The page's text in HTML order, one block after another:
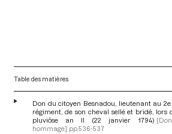
Table des matières
Don du citoyen Besnadou, lieutenant au
régiment, de son cheval sellé et bridé, lors
pluviôse an II (22 janvier 1794)
hommage] pp.536-537